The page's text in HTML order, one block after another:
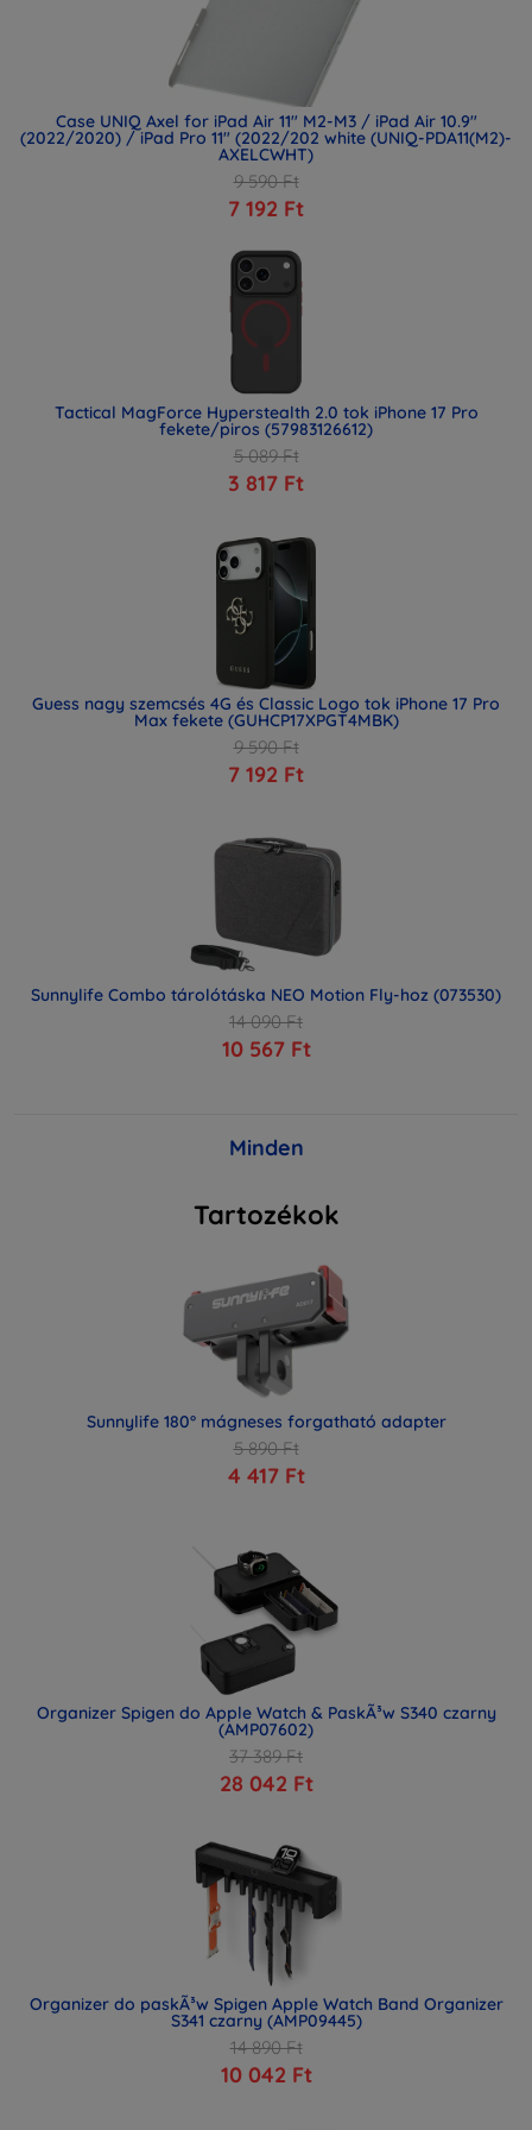
Case UNIQ Axel for iPad Air 11" M2-M3 / iPad Air 10.9"
(2022/2020) / iPad Pro 11" (2022/202 white (UNIQ-PDA11(M2)-
AXELCWHT)
9 590 Ft
7 192 Ft
Tactical MagForce Hyperstealth 2.0 tok iPhone 17 Pro
fekete/piros (57983126612)
5 089 Ft
3 817 Ft
Guess nagy szemcsés 4G és Classic Logo tok iPhone 17 Pro
Max fekete (GUHCP17XPGT4MBK)
9 590 Ft
7 192 Ft
Sunnylife Combo tárolótáska NEO Motion Fly-hoz (073530)
14 090 Ft
10 567 Ft
Minden
Tartozékok
Sunnylife 180° mágneses forgatható adapter
5 890 Ft
4 417 Ft
Organizer Spigen do Apple Watch & PaskÃ³w S340 czarny
(AMP07602)
37 389 Ft
28 042 Ft
Organizer do paskÃ³w Spigen Apple Watch Band Organizer
S341 czarny (AMP09445)
14 890 Ft
10 042 Ft